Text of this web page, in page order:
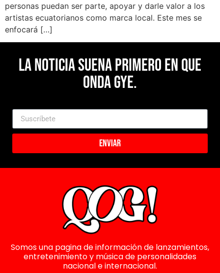
personas puedan ser parte, apoyar y darle valor a los
artistas ecuatorianos como marca local. Este mes se
enfocará […]
La noticia suena primero en Que
Onda Gye.
Enviar
Somos una pagina de información de lanzamientos,
entretenimiento y música de personalidades
nacional e internacional.